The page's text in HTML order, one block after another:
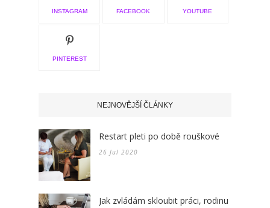
INSTAGRAM FACEBOOK YOUTUBE
PINTEREST
NEJNOVĚJŠÍ ČLÁNKY
Restart pleti po době rouškové
26 Jul 2020
Jak zvládám skloubit práci, rodinu